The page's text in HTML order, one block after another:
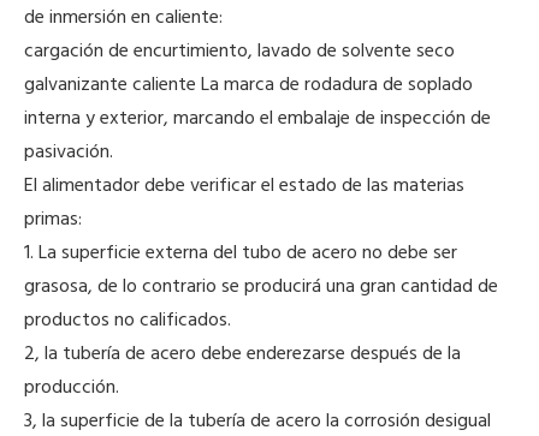
de inmersión en caliente:
cargación de encurtimiento, lavado de solvente seco
galvanizante caliente La marca de rodadura de soplado
interna y exterior, marcando el embalaje de inspección de
pasivación.
El alimentador debe verificar el estado de las materias
primas:
1. La superficie externa del tubo de acero no debe ser
grasosa, de lo contrario se producirá una gran cantidad de
productos no calificados.
2, la tubería de acero debe enderezarse después de la
producción.
3, la superficie de la tubería de acero la corrosión desigual